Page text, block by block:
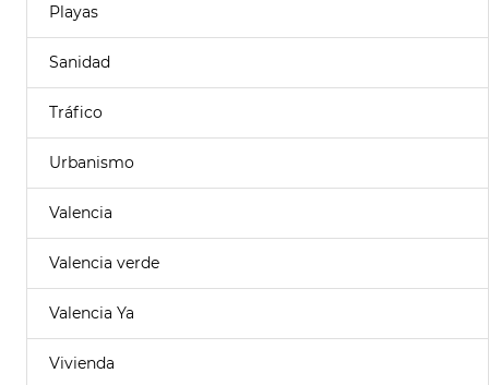
Playas
Sanidad
Tráfico
Urbanismo
Valencia
Valencia verde
Valencia Ya
Vivienda